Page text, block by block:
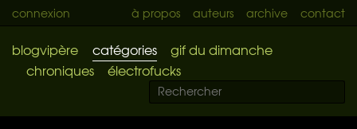
connexion à propos auteurs archive contact
blogvipère catégories
gif du dimanche
chroniques
électrofucks